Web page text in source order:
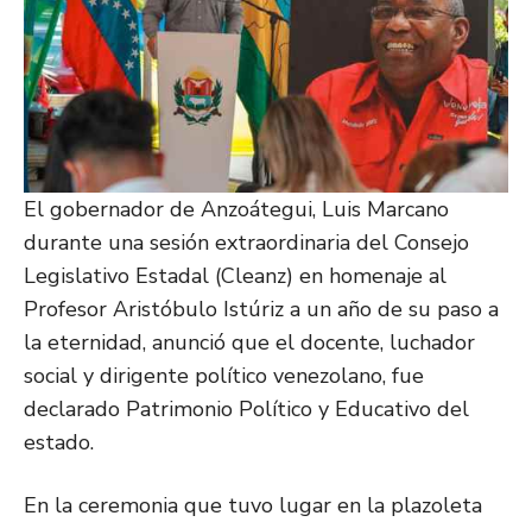
El gobernador de Anzoátegui, Luis Marcano
durante una sesión extraordinaria del Consejo
Legislativo Estadal (Cleanz) en homenaje al
Profesor Aristóbulo Istúriz a un año de su paso a
la eternidad, anunció que el docente, luchador
social y dirigente político venezolano, fue
declarado Patrimonio Político y Educativo del
estado.
En la ceremonia que tuvo lugar en la plazoleta